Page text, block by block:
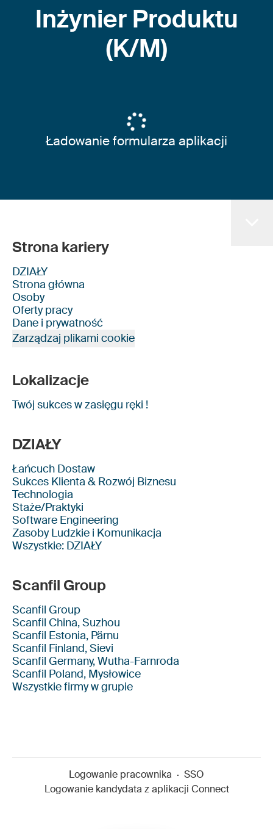
Inżynier Produktu
(K/M)
Ładowanie formularza aplikacji
Strona kariery
DZIAŁY
Strona główna
Osoby
Oferty pracy
Dane i prywatność
Zarządzaj plikami cookie
Lokalizacje
Twój sukces w zasięgu ręki !
DZIAŁY
Łańcuch Dostaw
Sukces Klienta & Rozwój Biznesu
Technologia
Staże/Praktyki
Software Engineering
Zasoby Ludzkie i Komunikacja
Wszystkie: DZIAŁY
Scanfil Group
Scanfil Group
Scanfil China, Suzhou
Scanfil Estonia, Pärnu
Scanfil Finland, Sievi
Scanfil Germany, Wutha-Farnroda
Scanfil Poland, Mysłowice
Wszystkie firmy w grupie
Logowanie pracownika · SSO
Logowanie kandydata z aplikacji Connect